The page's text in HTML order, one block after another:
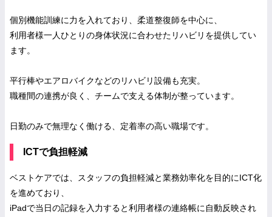
個別機能訓練に力を入れており、柔道整復師を中心に、
利用者様一人ひとりの身体状況に合わせたリハビリを提供してい
ます。
平行棒やエアロバイクなどのリハビリ設備も充実。
職種間の連携が良く、チームで支える体制が整っています。
日勤のみで無理なく働ける、定着率の高い職場です。
ICTで負担軽減
ベストケアでは、スタッフの負担軽減と業務効率化を目的にICT化
を進めており、
iPadで当日の記録を入力すると利用者様の連絡帳に自動反映され